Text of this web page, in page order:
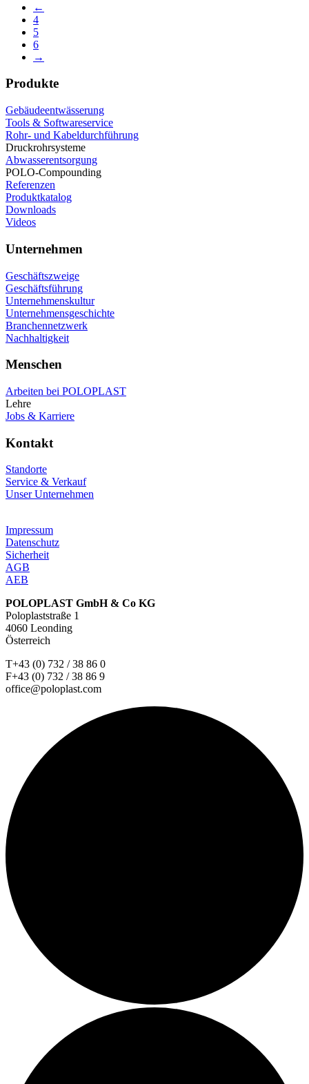
←
4
5
6
→
Produkte
Gebäudeentwässerung
Tools & Softwareservice
Rohr- und Kabeldurchführung
Druckrohrsysteme
Abwasserentsorgung
POLO-Compounding
Referenzen
Produktkatalog
Downloads
Videos
Unternehmen
Geschäftszweige
Geschäftsführung
Unternehmenskultur
Unternehmensgeschichte
Branchennetzwerk
Nachhaltigkeit
Menschen
Arbeiten bei POLOPLAST
Lehre
Jobs & Karriere
Kontakt
Standorte
Service & Verkauf
Unser Unternehmen
Impressum
Datenschutz
Sicherheit
AGB
AEB
POLOPLAST GmbH & Co KG
Poloplaststraße 1
4060 Leonding
Österreich
T+43 (0) 732 / 38 86 0
F+43 (0) 732 / 38 86 9
office@poloplast.com